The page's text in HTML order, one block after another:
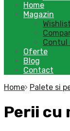
Home
Magazin
Wishlist
Contul
Oferte
Blog
Contact
Home
Palete si
Perii cu